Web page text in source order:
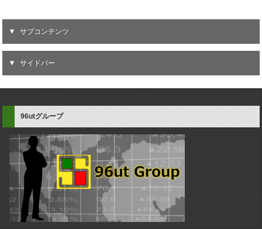
サブコンテンツ
サイドバー
96utグループ